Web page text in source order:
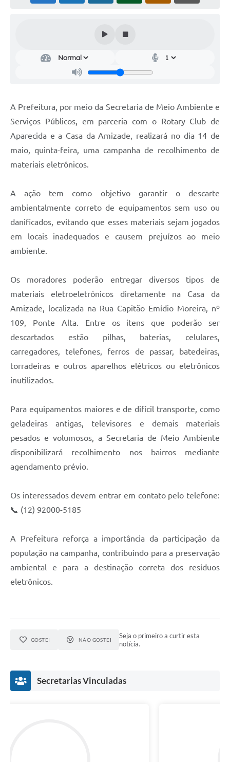
Arquivos para Download
Projetos
Participe mais
Contas Públicas
Telefones Úteis
Jornal
Agenda
Diário Oficial
Contato
FAQ
A Prefeitura, por meio da Secretaria de Meio Ambiente e
Serviços Públicos, em parceria com o Rotary Club de
Aparecida e a Casa da Amizade, realizará no dia 14 de
maio, quinta-feira, uma campanha de recolhimento de
materiais eletrônicos.
A ação tem como objetivo garantir o descarte
ambientalmente correto de equipamentos sem uso ou
danificados, evitando que esses materiais sejam jogados
em locais inadequados e causem prejuízos ao meio
ambiente.
Os moradores poderão entregar diversos tipos de
materiais eletroeletrônicos diretamente na Casa da
Amizade, localizada na Rua Capitão Emídio Moreira, nº
109, Ponte Alta. Entre os itens que poderão ser
descartados estão pilhas, baterias, celulares,
carregadores, telefones, ferros de passar, batedeiras,
torradeiras e outros aparelhos elétricos ou eletrônicos
inutilizados.
Para equipamentos maiores e de difícil transporte, como
geladeiras antigas, televisores e demais materiais
pesados e volumosos, a Secretaria de Meio Ambiente
disponibilizará recolhimento nos bairros mediante
agendamento prévio.
Os interessados devem entrar em contato pelo telefone:
📞 (12) 92000-5185
A Prefeitura reforça a importância da participação da
população na campanha, contribuindo para a preservação
ambiental e para a destinação correta dos resíduos
eletrônicos.
GOSTEI NÃO GOSTEI
Seja o primeiro a curtir esta
notícia.
Secretarias Vinculadas